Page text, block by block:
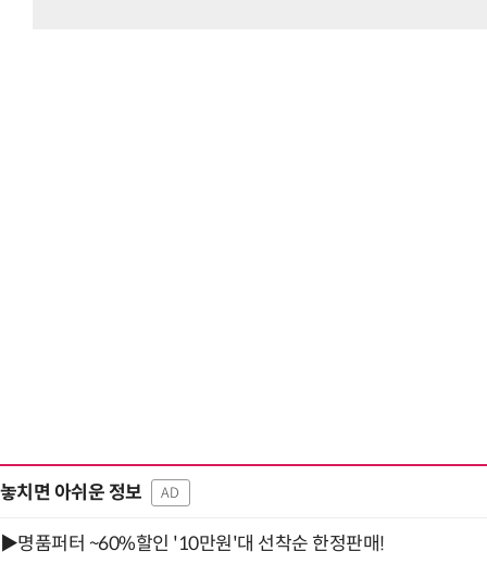
놓치면 아쉬운 정보 AD
▶명품퍼터 ~60%할인 '10만원'대 선착순 한정판매!